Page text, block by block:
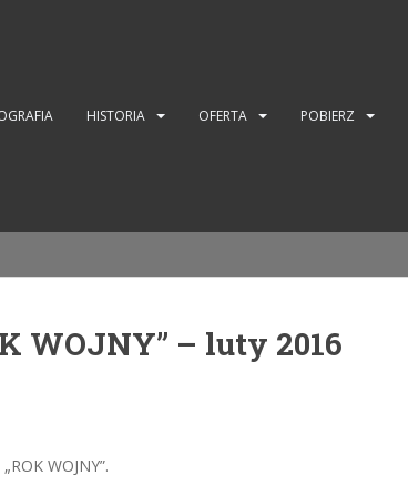
HISTORIA OFERTA POBIERZ
WOJNY” – luty 2016
WOJNY”.